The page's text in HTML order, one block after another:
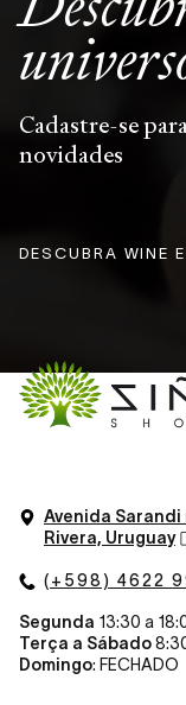
Cadastre-se
novidades
DESCUBRA WINE
Avenida Sarandi
Rivera, Uruguay
(+598) 4622
Segunda 13:30 a
Terça a Sábado
Domingo: FECHADO